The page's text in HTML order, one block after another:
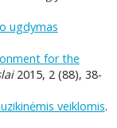
ugdymas
for the
2015, 2 (88), 38-
veiklomis.